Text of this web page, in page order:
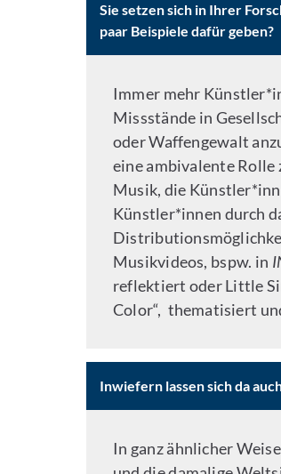
Sie setzen sich in Ihrer
paar Beispiele dafür geben?
Immer mehr
Missstände in
oder Waffengewalt
eine ambivalente
Musik, die
Künstler*innen durch
Musikvideos, bspw. in
reflektiert oder Little
Color“, thematisiert
Inwiefern lassen sich da
In ganz ähnlicher